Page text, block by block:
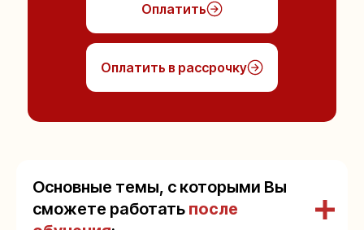
Оплатить в рассрочку
Оплатить
Основные темы, с которыми Вы
сможете работать после